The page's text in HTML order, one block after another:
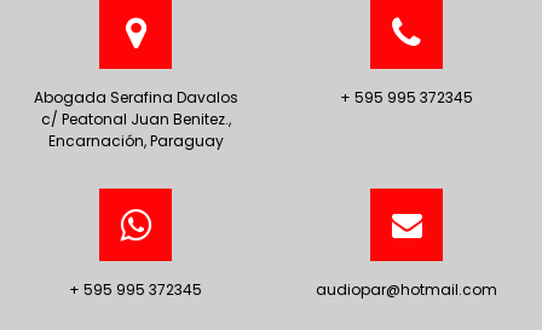
Abogada Serafina Davalos
c/ Peatonal Juan Benitez.,
Encarnación, Paraguay
+ 595 995 372345
+ 595 995 372345 audiopar@hotmail.com